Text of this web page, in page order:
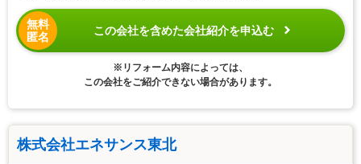
無料
匿名
この会社を含めた会社紹介を申込む
※リフォーム内容によっては、
この会社をご紹介できない場合があります。
株式会社エネサンス東北